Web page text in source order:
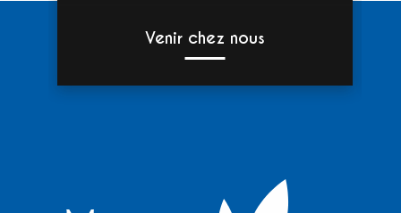
Venir chez nous